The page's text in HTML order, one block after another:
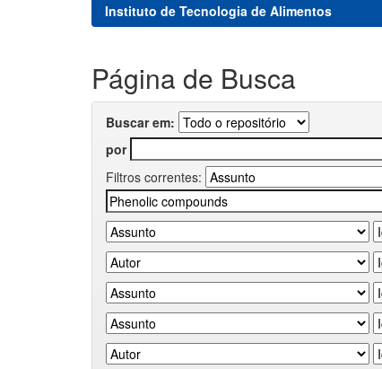
Instituto de Tecnologia de Alimentos
Página de Busca
Buscar em:
por
Filtros correntes: